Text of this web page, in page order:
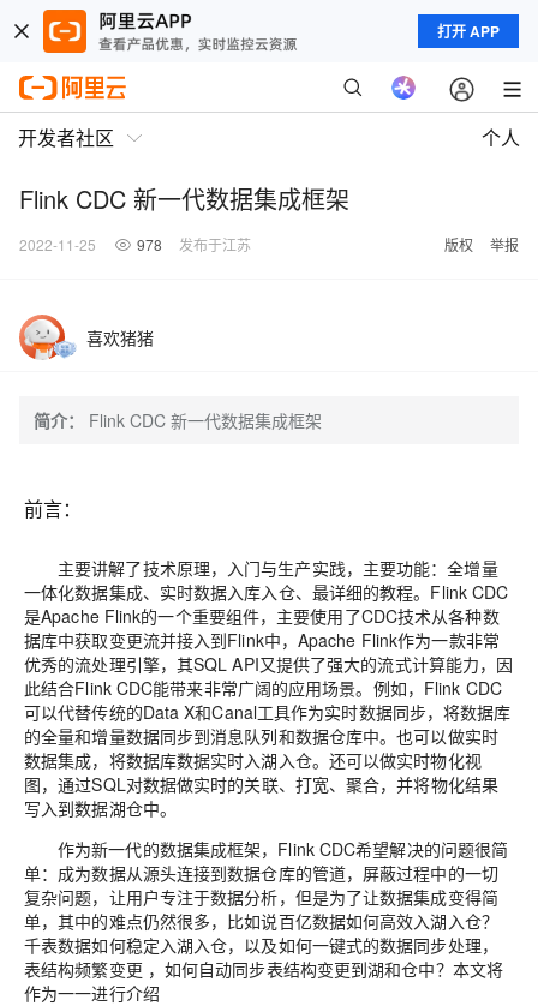
打开 APP
开发者社区 个人
Flink CDC 新一代数据集成框架
2022-11-25 978 发布于江苏 版权 举报
喜欢猪猪
简介： Flink CDC 新一代数据集成框架
前言：
主要讲解了技术原理，入门与生产实践，主要功能：全增量
一体化数据集成、实时数据入库入仓、最详细的教程。Flink CDC
是Apache Flink的一个重要组件，主要使用了CDC技术从各种数
据库中获取变更流并接入到Flink中，Apache Flink作为一款非常
优秀的流处理引擎，其SQL API又提供了强大的流式计算能力，因
此结合Flink CDC能带来非常广阔的应用场景。例如，Flink CDC
可以代替传统的Data X和Canal工具作为实时数据同步，将数据库
的全量和增量数据同步到消息队列和数据仓库中。也可以做实时
数据集成，将数据库数据实时入湖入仓。还可以做实时物化视
图，通过SQL对数据做实时的关联、打宽、聚合，并将物化结果
写入到数据湖仓中。
作为新一代的数据集成框架，Flink CDC希望解决的问题很简
单：成为数据从源头连接到数据仓库的管道，屏蔽过程中的一切
复杂问题，让用户专注于数据分析，但是为了让数据集成变得简
单，其中的难点仍然很多，比如说百亿数据如何高效入湖入仓？
千表数据如何稳定入湖入仓，以及如何一键式的数据同步处理，
表结构频繁变更 ，如何自动同步表结构变更到湖和仓中？本文将
作为一一进行介绍